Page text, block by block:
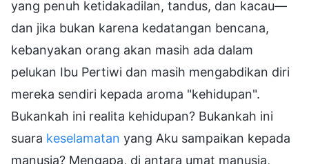
yang penuh ketidakadilan, tandus, dan kacau—
dan jika bukan karena kedatangan bencana,
kebanyakan orang akan masih ada dalam
pelukan Ibu Pertiwi dan masih mengabdikan diri
mereka sendiri kepada aroma "kehidupan".
Bukankah ini realita kehidupan? Bukankah ini
suara keselamatan yang Aku sampaikan kepada
manusia? Mengapa, di antara umat manusia,